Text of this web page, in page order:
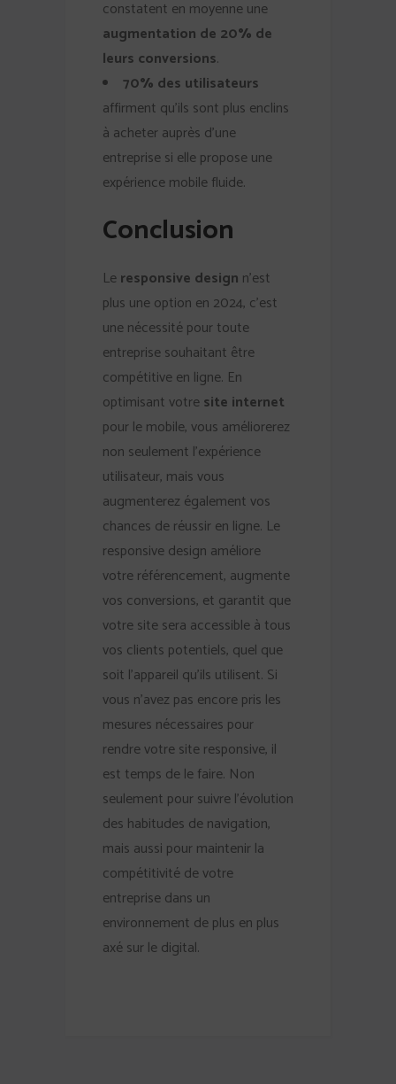
constatent en moyenne une
augmentation de 20% de
leurs conversions.
70% des utilisateurs
affirment qu’ils sont plus enclins
à acheter auprès d’une
entreprise si elle propose une
expérience mobile fluide.
Conclusion
Leresponsive design n’est
plus une option en 2024, c’est
une nécessité pour toute
entreprise souhaitant être
compétitive en ligne. En
optimisant votresite internet
pour le mobile, vous améliorerez
non seulement l’expérience
utilisateur, mais vous
augmenterez également vos
chances de réussir en ligne. Le
responsive design améliore
votre référencement, augmente
vos conversions, et garantit que
votre site sera accessible à tous
vos clients potentiels, quel que
soit l’appareil qu’ils utilisent. Si
vous n’avez pas encore pris les
mesures nécessaires pour
rendre votre site responsive, il
est temps de le faire. Non
seulement pour suivre l’évolution
des habitudes de navigation,
mais aussi pour maintenir la
compétitivité de votre
entreprise dans un
environnement de plus en plus
axé sur le digital.